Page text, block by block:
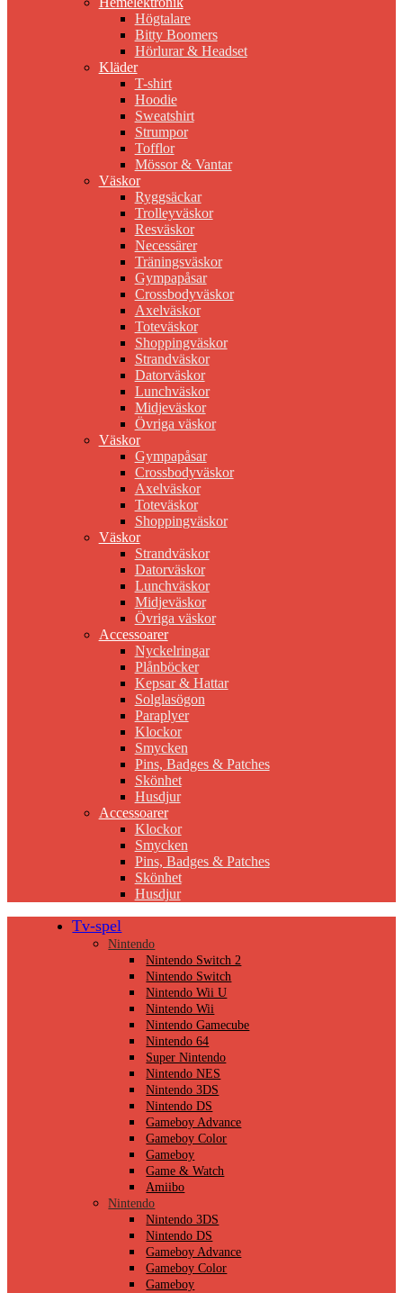
Högtalare
Bitty Boomers
Hörlurar & Headset
Kläder
T-shirt
Hoodie
Sweatshirt
Strumpor
Tofflor
Mössor & Vantar
Väskor
Ryggsäckar
Trolleyväskor
Resväskor
Necessärer
Träningsväskor
Gympapåsar
Crossbodyväskor
Axelväskor
Toteväskor
Shoppingväskor
Strandväskor
Datorväskor
Lunchväskor
Midjeväskor
Övriga väskor
Väskor
Gympapåsar
Crossbodyväskor
Axelväskor
Toteväskor
Shoppingväskor
Väskor
Strandväskor
Datorväskor
Lunchväskor
Midjeväskor
Övriga väskor
Accessoarer
Nyckelringar
Plånböcker
Kepsar & Hattar
Solglasögon
Paraplyer
Klockor
Smycken
Pins, Badges & Patches
Skönhet
Husdjur
Accessoarer
Klockor
Smycken
Pins, Badges & Patches
Skönhet
Husdjur
Tv-spel
Nintendo
Nintendo Switch 2
Nintendo Switch
Nintendo Wii U
Nintendo Wii
Nintendo Gamecube
Nintendo 64
Super Nintendo
Nintendo NES
Nintendo 3DS
Nintendo DS
Gameboy Advance
Gameboy Color
Gameboy
Game & Watch
Amiibo
Nintendo
Nintendo 3DS
Nintendo DS
Gameboy Advance
Gameboy Color
Gameboy